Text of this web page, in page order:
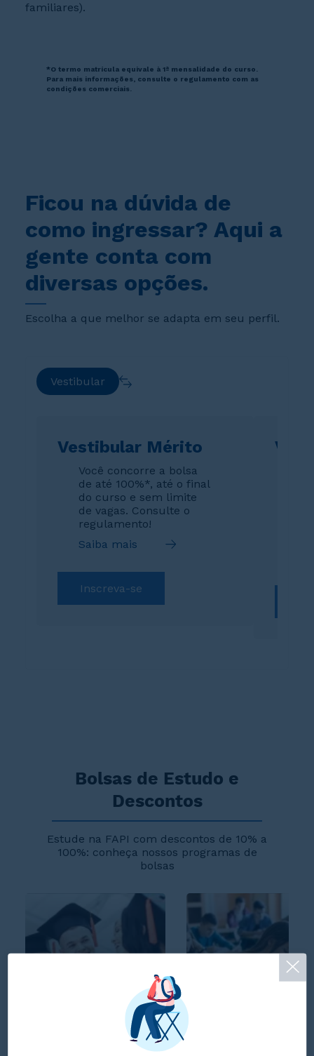
familiares).
*O termo matrícula equivale à 1ª mensalidade do curso.
Para mais informações, consulte o regulamento com as
condições comerciais.
Ficou na dúvida de
como ingressar? Aqui a
gente conta com
diversas opções.
Escolha a que melhor se adapta em seu perfil.
Vestibular
Vestibular Mérito
Você concorre a bolsa
de até 100%*, até o final
do curso e sem limite
de vagas. Consulte o
regulamento!
Saiba mais
Inscreva-se
Bolsas de Estudo e
Descontos
Estude na FAPI com descontos de 10% a
100%: conheça nossos programas de
bolsas
Vestibular Mérito